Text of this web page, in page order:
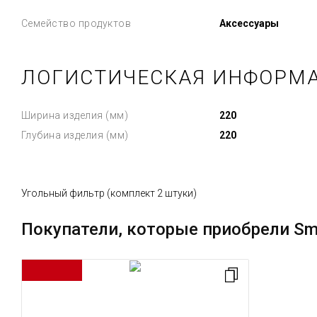
Семейство продуктов Аксессуары
ЛОГИСТИЧЕСКАЯ
Ширина изделия (мм)
220
Глубина изделия (мм)
220
Угольный фильтр (комплект 2 штуки)
Покупатели, которые приобрели